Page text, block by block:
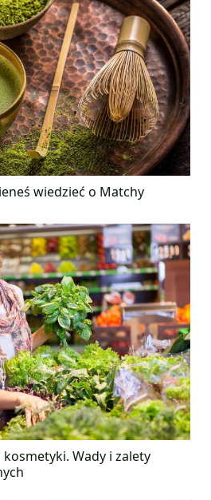
wiedzieć o Matchy
Wady i zalety